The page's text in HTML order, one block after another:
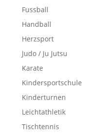
Fussball
Handball
Herzsport
Judo / Ju Jutsu
Karate
Kindersportschule
Kinderturnen
Leichtathletik
Tischtennis